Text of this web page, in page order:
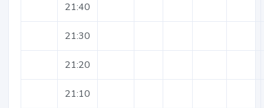
21:40
21:30
21:20
21:10